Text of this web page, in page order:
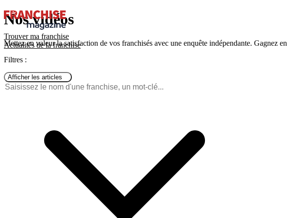
Trouver ma franchise
Actualités de la franchise
Nos vidéos
Mettez en valeur la satisfaction de vos franchisés avec une enquête indépendante. Gagnez
Filtres :
Afficher les articles